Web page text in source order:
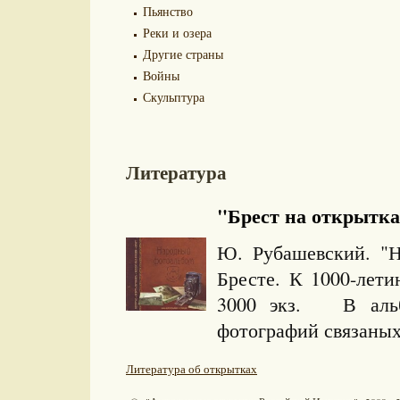
Пьянство
Реки и озера
Другие страны
Войны
Скульптура
Литература
"Брест на
Ю. Рубашевский.
Бресте. К 1000-
3000 экз. В
фотографий
Литература об открытках